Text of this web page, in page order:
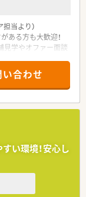
当より）
ある方も大歓迎！
見学やオファー面談
名駅から車で10分
処方箋を1日平均
までのため、無理
て、正社員として
い合わせ
い環境！安心し